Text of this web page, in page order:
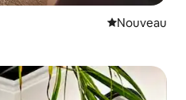
Nouvel
Nouveau